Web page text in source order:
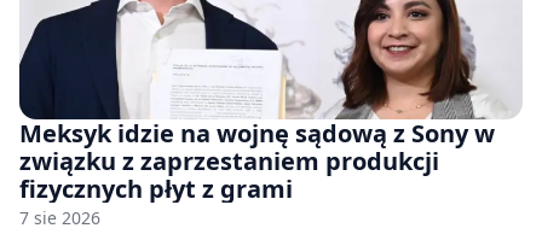
Meksyk idzie na wojnę sądową z Sony w
związku z zaprzestaniem produkcji
fizycznych płyt z grami
7 sie 2026